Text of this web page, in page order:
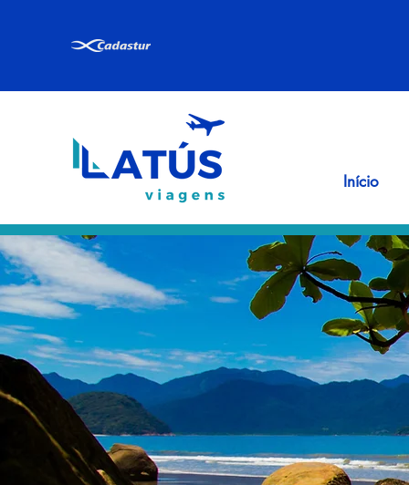
Início